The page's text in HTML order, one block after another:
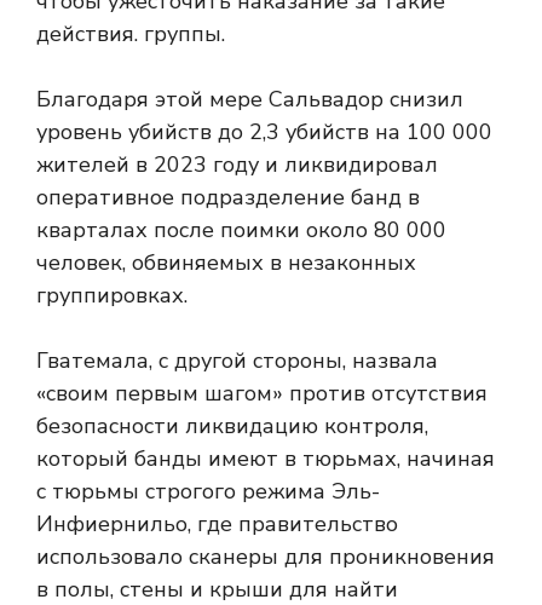
действия. группы.
Благодаря этой мере Сальвадор снизил
уровень убийств до 2,3 убийств на 100 000
жителей в 2023 году и ликвидировал
оперативное подразделение банд в
кварталах после поимки около 80 000
человек, обвиняемых в незаконных
группировках.
Гватемала, с другой стороны, назвала
«своим первым шагом» против отсутствия
безопасности ликвидацию контроля,
который банды имеют в тюрьмах, начиная
с тюрьмы строгого режима Эль-
Инфиернильо, где правительство
использовало сканеры для проникновения
в полы, стены и крыши для найти